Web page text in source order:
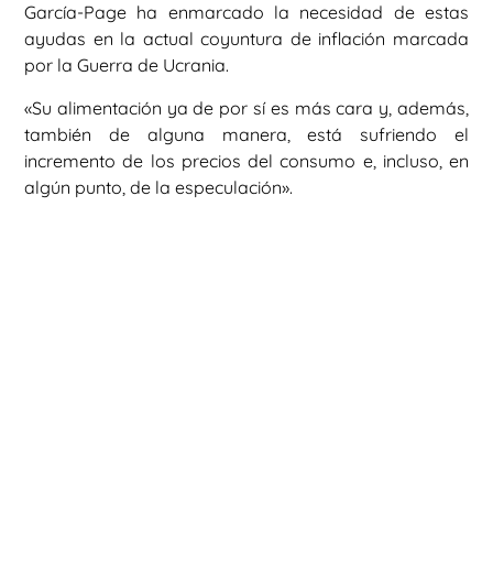
García-Page ha enmarcado la necesidad de estas
ayudas en la actual coyuntura de inflación marcada
por la Guerra de Ucrania.
«Su alimentación ya de por sí es más cara y, además,
también de alguna manera, está sufriendo el
incremento de los precios del consumo e, incluso, en
algún punto, de la especulación».